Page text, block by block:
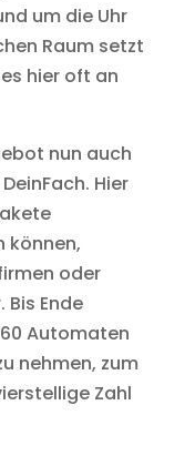
um die Uhr
Raum setzt
hier oft an
nun auch
Hier
können,
oder
Bis Ende
Automaten
nehmen, zum
Zahl